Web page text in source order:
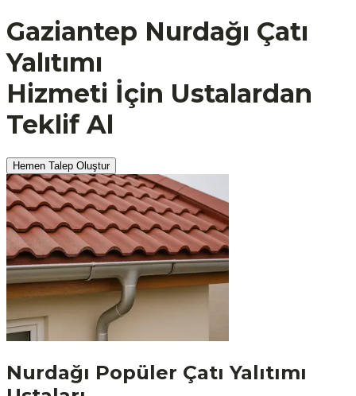
Gaziantep Nurdağı Çatı
Yalıtımı
Hizmeti İçin Ustalardan
Teklif Al
Hemen Talep Oluştur
Nurdağı Popüler Çatı Yalıtımı